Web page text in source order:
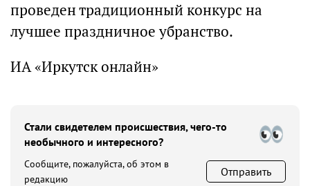
проведен традиционный конкурс на
лучшее праздничное убранство.
ИА «Иркутск онлайн»
Стали свидетелем происшествия, чего-то
необычного и интересного?
Сообщите, пожалуйста, об этом в
редакцию
Отправить